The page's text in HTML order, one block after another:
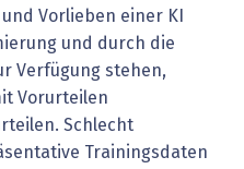
Vorlieben einer KI
und durch die
Verfügung stehen,
Vorurteilen
Schlecht
Trainingsdaten